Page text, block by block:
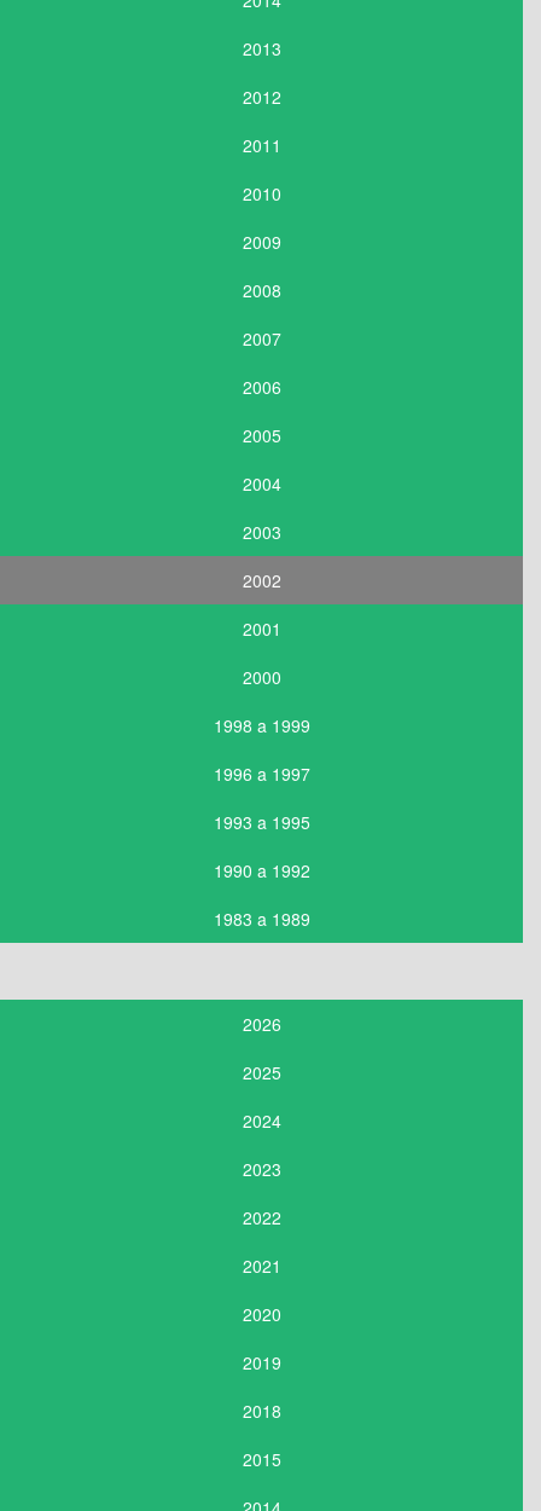
2013
2012
2011
2010
2009
2008
2007
2006
2005
2004
2003
2002
2001
2000
1998 a 1999
1996 a 1997
1993 a 1995
1990 a 1992
1983 a 1989
2026
2025
2024
2023
2022
2021
2020
2019
2018
2015